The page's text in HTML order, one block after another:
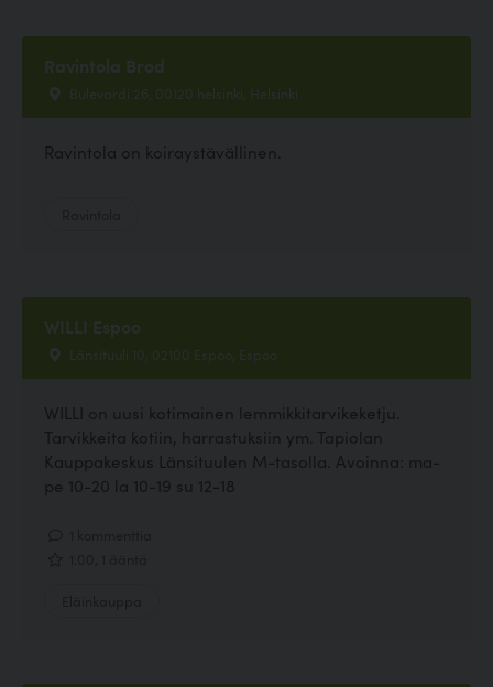
Ravintola Brod
Bulevardi 26, 00120 helsinki, Helsinki
Ravintola on koiraystävällinen.
WILLI Espoo
Länsituuli 10, 02100 Espoo, Espoo
WILLI on uusi kotimainen lemmikkitarvikeketju.
Tarvikkeita kotiin, harrastuksiin ym. Tapiolan
Kauppakeskus Länsituulen M-tasolla. Avoinna: ma-
pe 10-20 la 10-19 su 12-18